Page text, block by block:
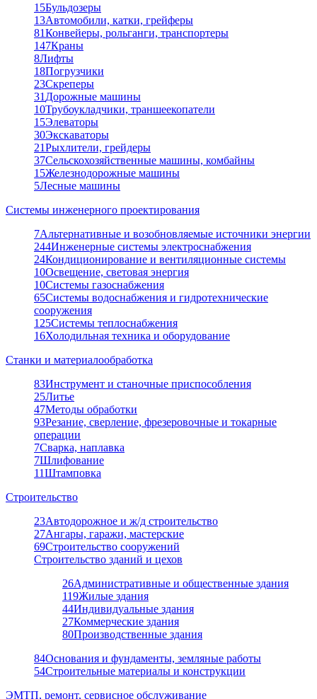
15Бульдозеры
13Автомобили, катки, грейферы
81Конвейеры, рольганги, транспортеры
147Краны
8Лифты
18Погрузчики
23Скреперы
31 Дорожные машины
10Трубоукладчики, траншеекопатели
15Элеваторы
30Экскаваторы
21Рыхлители, грейдеры
37Сельскохозяйственные машины, комбайны
15Железнодорожные машины
5Лесные машины
Системы инженерного проектирования
7Альтернативные и возобновляемые источники энергии
244Инженерные системы электроснабжения
24Кондиционирование и вентиляционные системы
10Освещение, световая энергия
10Системы газоснабжения
65Системы водоснабжения и гидротехнические
сооружения
125Системы теплоснабжения
16Холодильная техника и оборудование
Станки и материалообработка
83Инструмент и станочные приспособления
25Литье
47Методы обработки
93Резание, сверление, фрезеровочные и токарные
операции
7Сварка, наплавка
7Шлифование
11Штамповка
Строительство
23Автодорожное и ж/д строительство
27Ангары, гаражи, мастерские
69Строительство сооружений
Строительство зданий и цехов
26Административные и общественные здания
119Жилые здания
44Индивидуальные здания
27Коммерческие здания
80Производственные здания
84Основания и фундаменты, земляные работы
54Строительные материалы и конструкции
ЭМТП, ремонт, сервисное обслуживание